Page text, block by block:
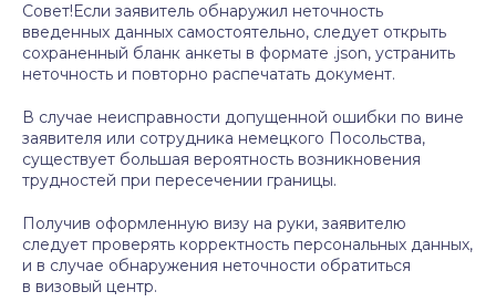
Совет!Если заявитель обнаружил неточность
введенных данных самостоятельно, следует открыть
сохраненный бланк анкеты в формате .json, устранить
неточность и повторно распечатать документ.
В случае неисправности допущенной ошибки по вине
заявителя или сотрудника немецкого Посольства,
существует большая вероятность возникновения
трудностей при пересечении границы.
Получив оформленную визу на руки, заявителю
следует проверять корректность персональных данных,
и в случае обнаружения неточности обратиться
в визовый центр.